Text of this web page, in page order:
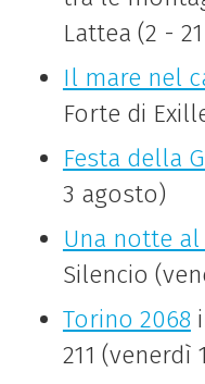
Lattea (2 -
Il mare nel
Forte di
Festa della
3 agosto)
Una notte
Silencio
Torino 2068
211 (venerdì